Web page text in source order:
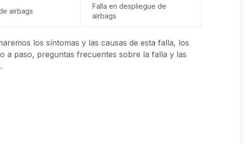
airbags
Falla en despliegue de
airbags
los síntomas y las causas de esta falla, los
a paso, preguntas frecuentes sobre la falla y las